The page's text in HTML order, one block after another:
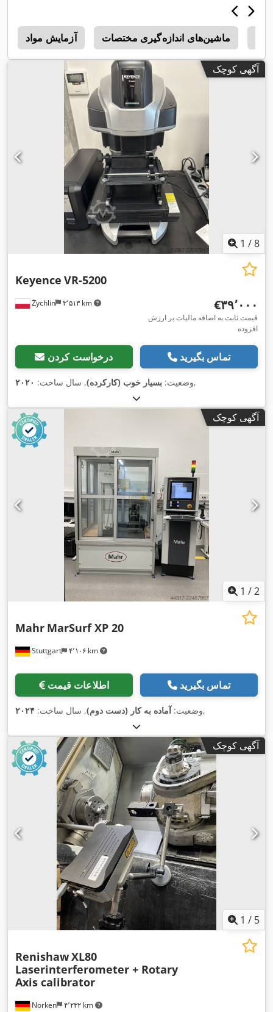
آزمایش مواد ماشین‌های اندازه‌گیری مختصات
آگهی کوچک
1 /8
Żychlin ۳٬۵۱۳ km
Keyence VR-5200
‎€۳۹٬۰۰۰
قیمت ثابت به اضافه مالیات بر ارزش
افزوده
درخواست کردن تماس بگیرید
وضعیت: بسیار خوب (کارکرده), سال ساخت: ۲۰۲۰ ,
آگهی کوچک
1 /2
Stuttgart ۴٬۱۰۶ km
Mahr MarSurf XP 20
اطلاعات قیمت تماس بگیرید
وضعیت: آماده به کار (دست دوم), سال ساخت: ۲۰۲۴ ,
آگهی کوچک
1 / 5
Norken ۴٬۲۳۲ km
RenishawXL80
Laserinterferometer + Rotary
Axis calibrator